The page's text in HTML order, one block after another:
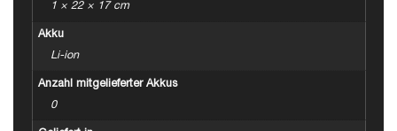
1 × 22 × 17 cm
Akku
Li-ion
Anzahl mitgelieferter Akkus
0